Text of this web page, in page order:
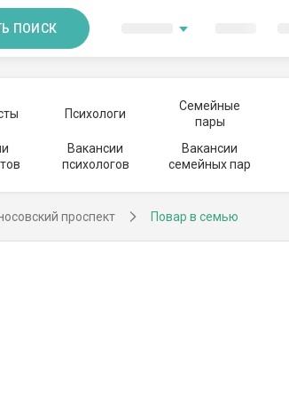
ПОИСК
Психологи
Семейные
пары
Вакансии
психологов
Вакансии
семейных пар
проспект Повар в семью